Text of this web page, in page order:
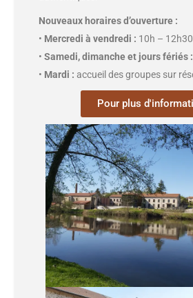
Nouveaux horaires d’ouverture :
• Mercredi à vendredi : 10h –
•Samedi, dimanche et jours fériés :
• Mardi : accueil des groupes sur
Pour plus